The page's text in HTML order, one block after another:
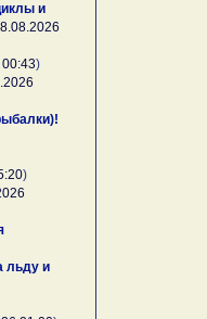
и
)
)
льду и